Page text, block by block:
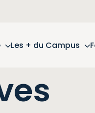
Les + du Campus